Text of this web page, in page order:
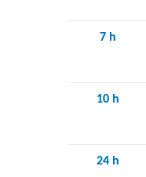
7 h
10 h
24 h